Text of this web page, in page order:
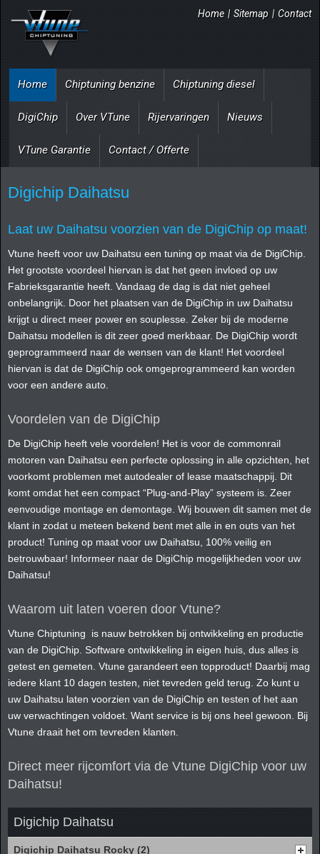
Home | Sitemap | Contact
Home Chiptuning benzine Chiptuning diesel
DigiChip Over VTune Rijervaringen Nieuws
VTune Garantie Contact / Offerte
Digichip Daihatsu
Laat uw Daihatsu voorzien van de DigiChip op maat!
Vtune heeft voor uw Daihatsu een tuning op maat via de DigiChip.
Het grootste voordeel hiervan is dat het geen invloed op uw
Fabrieksgarantie heeft. Vandaag de dag is dat niet geheel
onbelangrijk. Door het plaatsen van de DigiChip in uw Daihatsu
krijgt u direct meer power en souplesse. Zeker bij de moderne
Daihatsu modellen is dit zeer goed merkbaar. De DigiChip wordt
geprogrammeerd naar de wensen van de klant! Het voordeel
hiervan is dat de DigiChip ook omgeprogrammeerd kan worden
voor een andere auto.
Voordelen van de DigiChip
De DigiChip heeft vele voordelen! Het is voor de commonrail
motoren van Daihatsu een perfecte oplossing in alle opzichten, het
voorkomt problemen met autodealer of lease maatschappij. Dit
komt omdat het een compact “Plug-and-Play” systeem is. Zeer
eenvoudige montage en demontage. Wij bouwen dit samen met de
klant in zodat u meteen bekend bent met alle in en outs van het
product! Tuning op maat voor uw Daihatsu, 100% veilig en
betrouwbaar! Informeer naar de DigiChip mogelijkheden voor uw
Daihatsu!
Waarom uit laten voeren door Vtune?
Vtune Chiptuning is nauw betrokken bij ontwikkeling en productie
van de DigiChip. Software ontwikkeling in eigen huis, dus alles is
getest en gemeten. Vtune garandeert een topproduct! Daarbij mag
iedere klant 10 dagen testen, niet tevreden geld terug. Zo kunt u
uw Daihatsu laten voorzien van de DigiChip en testen of het aan
uw verwachtingen voldoet. Want service is bij ons heel gewoon. Bij
Vtune draait het om tevreden klanten.
Direct meer rijcomfort via de Vtune DigiChip voor uw
Daihatsu!
Digichip Daihatsu
Digichip Daihatsu Rocky (2)